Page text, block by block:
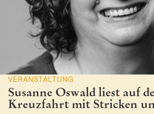
VERANSTALTUNG
Susanne Oswald liest auf
Kreuzfahrt mit Stricken